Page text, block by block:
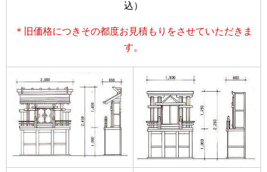
込）
＊旧価格につきその都度お見積もりをさせていただきま
す。